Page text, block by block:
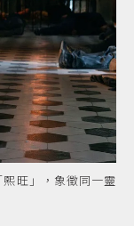
旺」，象徵同一靈